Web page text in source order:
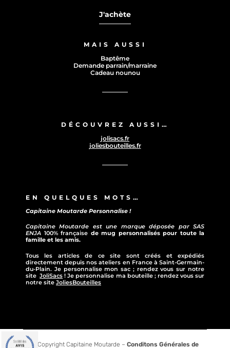
J'achète
MAIS AUSSI
Baptême
Demande parrain/marraine
Cadeau nounou
DÉCOUVREZ AUSSI…
jolisacs.fr
joliesbouteilles.fr
EN QUELQUES MOTS…
Capitaine Moutarde Personnalise !
Capitaine Moutarde est une marque déposée par SAS
ENJA 100% française de mug personnalisés pour toute la
famille et les amis.
Tous les articles de ce site sont créés et expédiés
directement depuis nos ateliers en France à Saint-Germain-
du-Plain. Je personnalise mon sac ; rendez vous sur notre
siteJoliSacs ! Je personnalise ma bouteille ; rendez vous sur
notre site JoliesBouteilles
© Copyright Capitaine Moutarde –Conditons Générales de